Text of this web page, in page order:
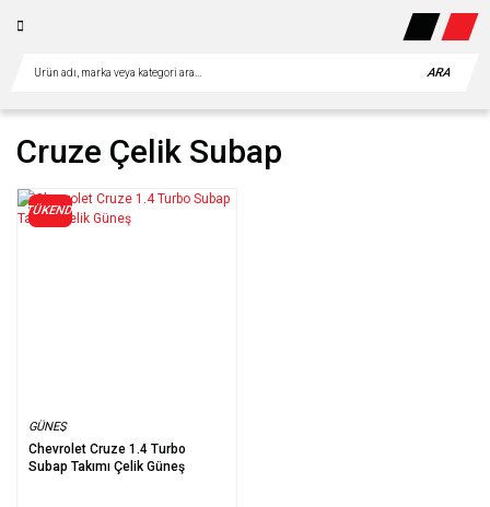
ARA
Cruze Çelik Subap
TÜKENDİ
GÜNEŞ
Chevrolet Cruze 1.4 Turbo
Subap Takımı Çelik Güneş